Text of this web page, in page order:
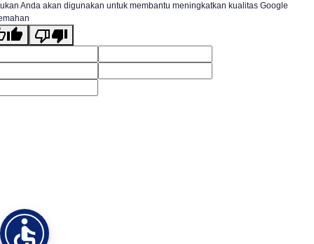
Anda akan digunakan untuk membantu meningkatkan kualitas Google